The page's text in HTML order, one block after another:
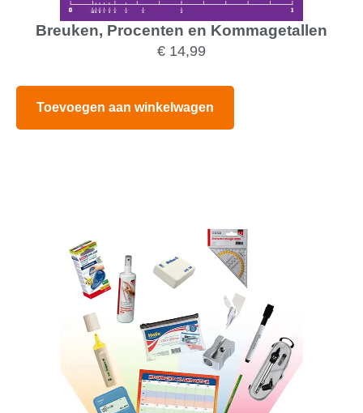
Breuken, Procenten en Kommagetallen
€ 14,99
Toevoegen aan winkelwagen